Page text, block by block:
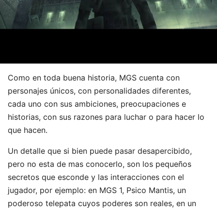
Como en toda buena historia, MGS cuenta con
personajes únicos, con personalidades diferentes,
cada uno con sus ambiciones, preocupaciones e
historias, con sus razones para luchar o para hacer lo
que hacen.
Un detalle que si bien puede pasar desapercibido,
pero no esta de mas conocerlo, son los pequeños
secretos que esconde y las interacciones con el
jugador, por ejemplo: en MGS 1, Psico Mantis, un
poderoso telepata cuyos poderes son reales, en un